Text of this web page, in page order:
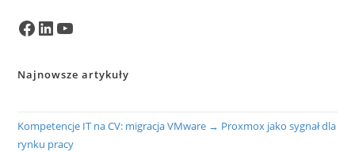
Facebook
LinkedInYouTube
Najnowsze artykuły
Kompetencje IT na CV: migracja VMware → Proxmox jako sygnał dla
rynku pracy